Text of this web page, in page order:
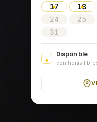
17
18
24
25
31
Disponible
con horas